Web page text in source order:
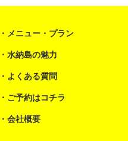
メニュー・プラン
水納島の魅力
よくある質問
ご予約はコチラ
会社概要